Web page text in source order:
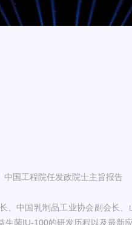
中国工程院任发政院士主旨报告
、中国乳制品工业协会副会长
生菌IU-100的研发历程以及最新